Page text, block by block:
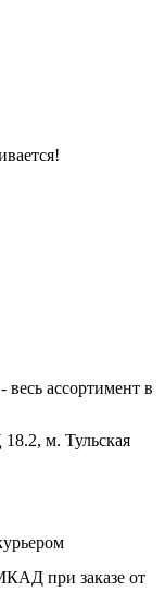
ассортимент в
м. Тульская
при заказе от